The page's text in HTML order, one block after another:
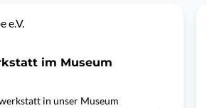
e.V.
im Museum
in unser Museum